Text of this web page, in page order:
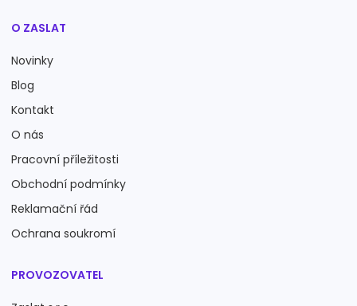
O ZASLAT
Novinky
Blog
Kontakt
O nás
Pracovní příležitosti
Obchodní podmínky
Reklamační řád
Ochrana soukromí
PROVOZOVATEL